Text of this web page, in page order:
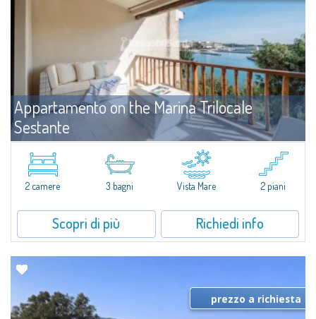
Appartamento on the Marina Trilocale
Sestante
Porto Cervo Affitto
​Esclusivo appartamento fronte mare su due livelli, nel cuore della Marina di
Porto Cervo.All’interno de Il Sestante, prestigioso complesso residenziale
immerso in un curato parco condominiale, questa proprietà...
2 camere 3 bagni Vista Mare 2 piani
Scopri di più Richiedi info
prezzo a richiesta